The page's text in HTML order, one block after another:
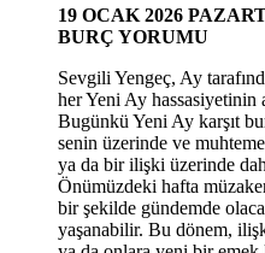
19 OCAK 2026
BURÇ YORUMU
Sevgili Yengeç, Ay
her Yeni Ay hassasiyetinin
Bugünkü Yeni Ay karşıt
senin üzerinde ve
ya da bir ilişki üzerinde
Önümüzdeki hafta
bir şekilde gündemde
yaşanabilir. Bu dönem,